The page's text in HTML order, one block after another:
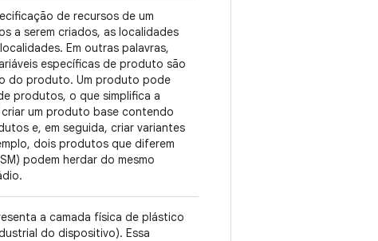
de recursos de um
a serem criados, as localidades
Em outras palavras,
específicas de produto são
do produto. Um produto pode
produtos, o que simplifica a
um produto base contendo
e, em seguida, criar variantes
dois produtos que diferem
podem herdar do mesmo
a camada física de plástico
do dispositivo). Essa